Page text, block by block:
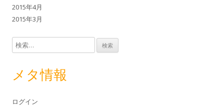
2015年4月
2015年3月
検索:
メタ情報
ログイン